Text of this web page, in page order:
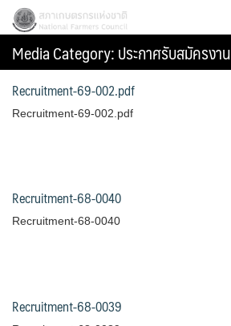
Skip
content
Search
สภาเกษตรกรแห่งชาติ
Media Category:ประกาศรับสมัครงาน
Recruitment-69-002.pdf
Recruitment-69-002.pdf
Recruitment-68-0040
Recruitment-68-0040
Recruitment-68-0039